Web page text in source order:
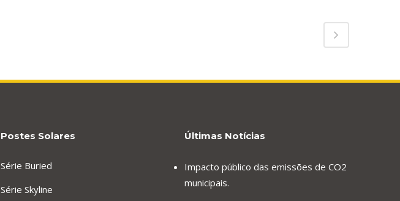
Postes Solares
Série Buried
Série Skyline
Últimas Notícias
Impacto público das emissões de CO2
municipais.